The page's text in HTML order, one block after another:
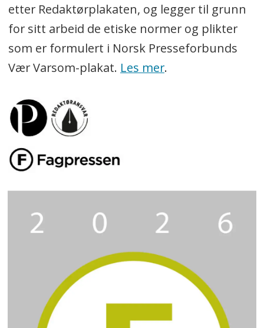
etter Redaktørplakaten, og legger til grunn
for sitt arbeid de etiske normer og plikter
som er formulert i Norsk Presseforbunds
Vær Varsom-plakat. Les mer.